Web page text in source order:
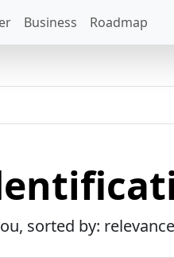
Business Roadmap
sorted by: relevance